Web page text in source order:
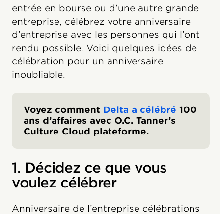
entrée en bourse ou d’une autre grande
entreprise, célébrez votre anniversaire
d’entreprise avec les personnes qui l’ont
rendu possible. Voici quelques idées de
célébration pour un anniversaire
inoubliable.
Voyez comment Delta a célébré 100
ans d’affaires avec O.C. Tanner’s
Culture Cloud plateforme.
1. Décidez ce que vous
voulez célébrer
Anniversaire de l’entreprise célébrations